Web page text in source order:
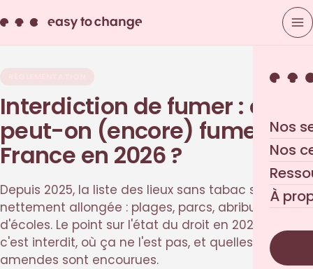
Nos
Nos
À
Interdiction de fumer : où
peut-on (encore) fumer en
France en 2026 ?
Depuis 2025, la liste des lieux sans tabac s'est
nettement allongée : plages, parcs, abribus, abords
d'écoles. Le point sur l'état du droit en 2026 — où
c'est interdit, où ça ne l'est pas, et quelles
amendes sont encourues.